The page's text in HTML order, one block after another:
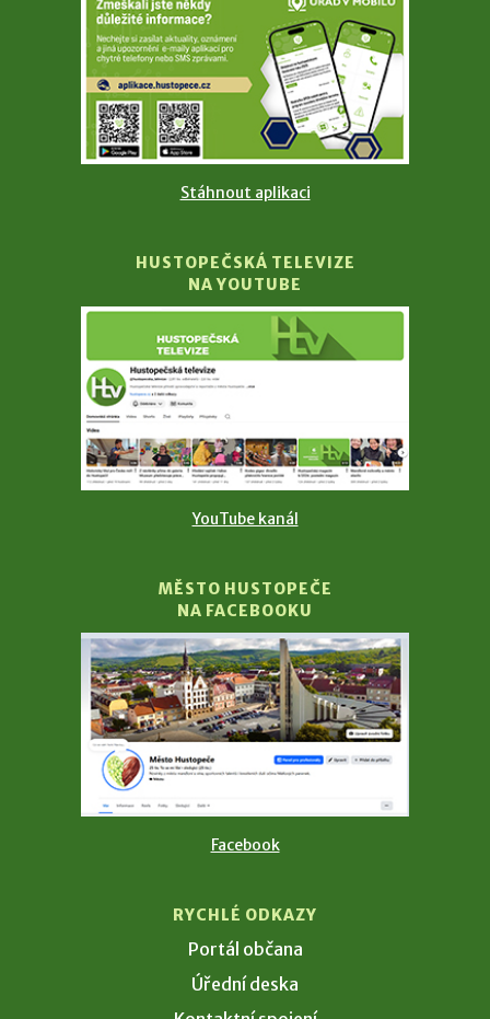
Stáhnout aplikaci
HUSTOPEČSKÁ TELEVIZE
NA YOUTUBE
YouTube kanál
MĚSTO HUSTOPEČE
NA FACEBOOKU
Facebook
RYCHLÉ ODKAZY
Portál občana
Úřední deska